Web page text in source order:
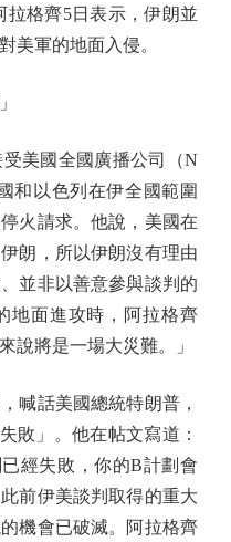
格齊5日表示，伊朗並
美軍的地面入侵。
美國全國廣播公司（N
和以色列在伊全國範圍
火請求。他說，美國在
朗，所以伊朗沒有理由
並非以善意參與談判的
地面進攻時，阿拉格齊
說將是一場大災難。」
話美國總統特朗普，
敗」。他在帖文寫道：
經失敗，你的B計劃會
前伊美談判取得的重大
機會已破滅。阿拉格齊